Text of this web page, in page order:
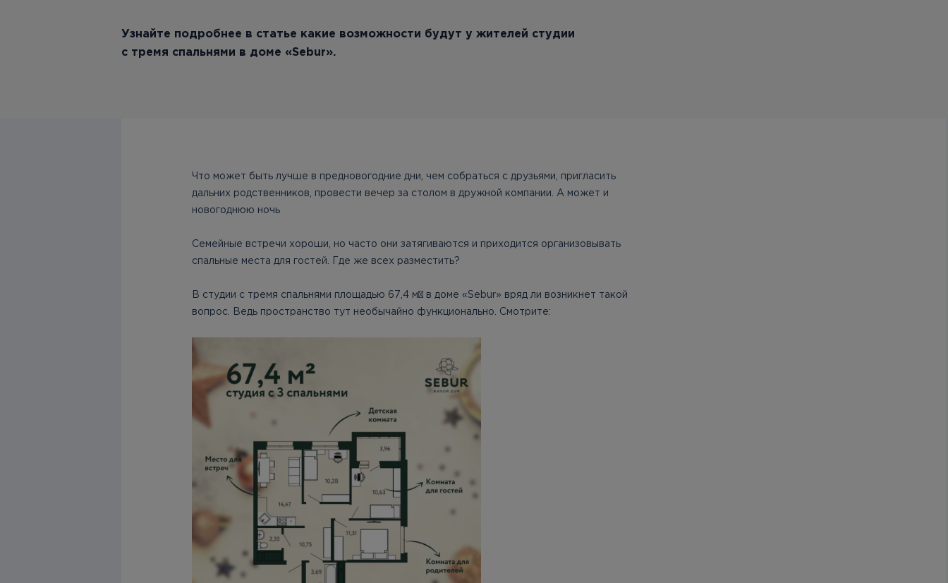
Узнайте подробнее в статье какие возможности будут у жителей студии
с тремя спальнями в доме «Sebur».
Что может быть лучше в предновогодние дни, чем собраться с друзьями, пригласить
дальних родственников, провести вечер за столом в дружной компании. А может и
новогоднюю ночь
Семейные встречи хороши, но часто они затягиваются и приходится организовывать
спальные места для гостей. Где же всех разместить?
В студии с тремя спальнями площадью 67,4 м² в доме «Sebur» вряд ли возникнет такой
вопрос. Ведь пространство тут необычайно функционально. Смотрите: